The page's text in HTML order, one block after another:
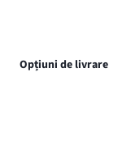
Opțiuni de livrare